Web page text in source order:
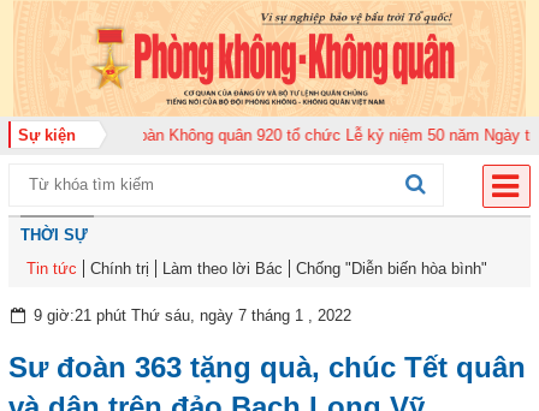
Sự kiện
Trung đoàn Không quân 920 tổ chức Lễ kỷ niệm 50 năm Ngày truyền
THỜI SỰ
Tin tức
Chính trị Làm theo lời Bác Chống "Diễn biến hòa bình"
9 giờ:21 phút Thứ sáu, ngày 7 tháng 1 , 2022
Sư đoàn 363 tặng quà, chúc Tết quân